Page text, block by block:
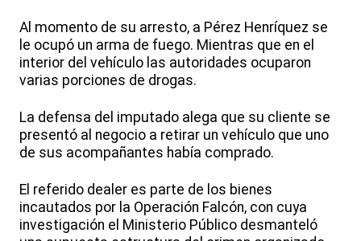
Al momento de su arresto, a Pérez Henríquez se
le ocupó un arma de fuego. Mientras que en el
interior del vehículo las autoridades ocuparon
varias porciones de drogas.
La defensa del imputado alega que su cliente se
presentó al negocio a retirar un vehículo que uno
de sus acompañantes había comprado.
El referido dealer es parte de los bienes
incautados por la Operación Falcón, con cuya
investigación el Ministerio Público desmanteló